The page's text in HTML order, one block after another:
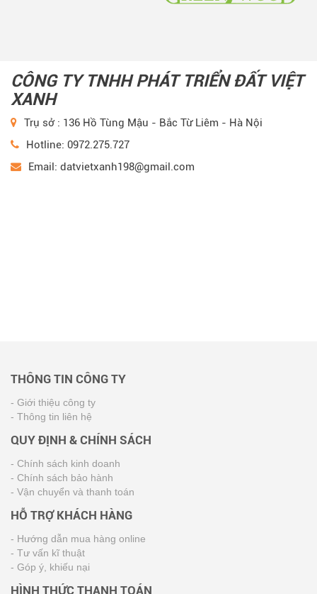
CÔNG TY TNHH PHÁT TRIỂN ĐẤT VIỆT
XANH
Trụ sở : 136 Hồ Tùng Mậu - Bắc Từ Liêm - Hà Nội
Hotline: 0972.275.727
Email: datvietxanh198@gmail.com
THÔNG TIN CÔNG TY
- Giới thiệu công ty
- Thông tin liên hệ
QUY ĐỊNH & CHÍNH SÁCH
- Chính sách kinh doanh
- Chính sách bảo hành
- Vận chuyển và thanh toán
HỖ TRỢ KHÁCH HÀNG
- Hướng dẫn mua hàng online
- Tư vấn kĩ thuật
- Góp ý, khiếu nại
HÌNH THỨC THANH TOÁN